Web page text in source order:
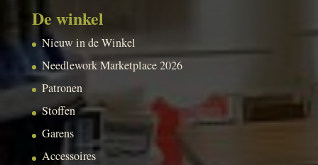
De winkel
Nieuw in de Winkel
Needlework Marketplace 2026
Patronen
Stoffen
Garens
Accessoires